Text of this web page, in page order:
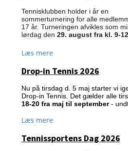
Tennisklubben holder i år en
sommerturnering for alle
17 år. Turneringen afvikles som
lørdag den 29. august fra kl. 9-
Læs mere
Drop-in Tennis 2026
Nu på tirsdag d. 5 maj starter vi
Drop-in Tennis. Det gælder alle
18-20fra maj til september-
Læs mere
Tennissportens Dag 2026